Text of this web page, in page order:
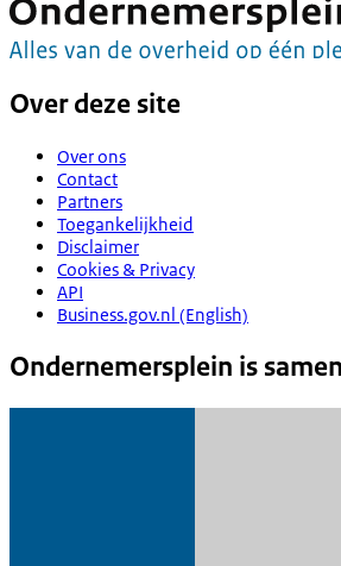
Over deze site
Over ons
Contact
Partners
Toegankelijkheid
Disclaimer
Cookies & Privacy
API
Business.gov.nl (English)
Ondernemersplein is